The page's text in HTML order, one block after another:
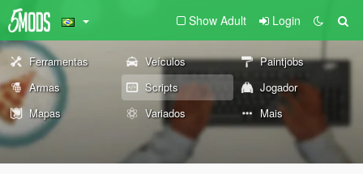
Show Adult Login
Ferramentas Veículos
Paintjobs
Armas
Scripts
Jogador
Mapas
Variados Mais